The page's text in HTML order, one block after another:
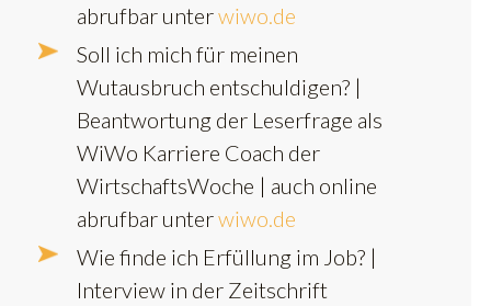
abrufbar unterwiwo.de
Soll ich mich für meinen
Wutausbruch entschuldigen? |
Beantwortung der Leserfrage als
WiWo Karriere Coach der
WirtschaftsWoche | auch online
abrufbar unterwiwo.de
Wie finde ich Erfüllung im Job? |
Interview in der Zeitschrift